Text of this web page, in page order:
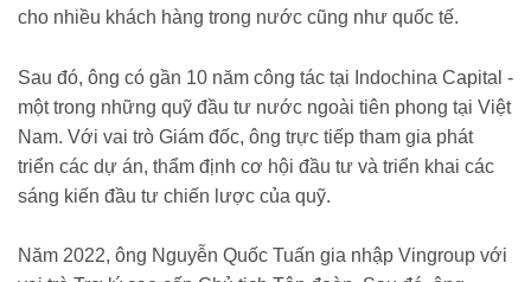
cho nhiều khách hàng trong nước cũng như quốc tế.
Sau đó, ông có gần 10 năm công tác tại Indochina Capital -
một trong những quỹ đầu tư nước ngoài tiên phong tại Việt
Nam. Với vai trò Giám đốc, ông trực tiếp tham gia phát
triển các dự án, thẩm định cơ hội đầu tư và triển khai các
sáng kiến đầu tư chiến lược của quỹ.
Năm 2022, ông Nguyễn Quốc Tuấn gia nhập Vingroup với